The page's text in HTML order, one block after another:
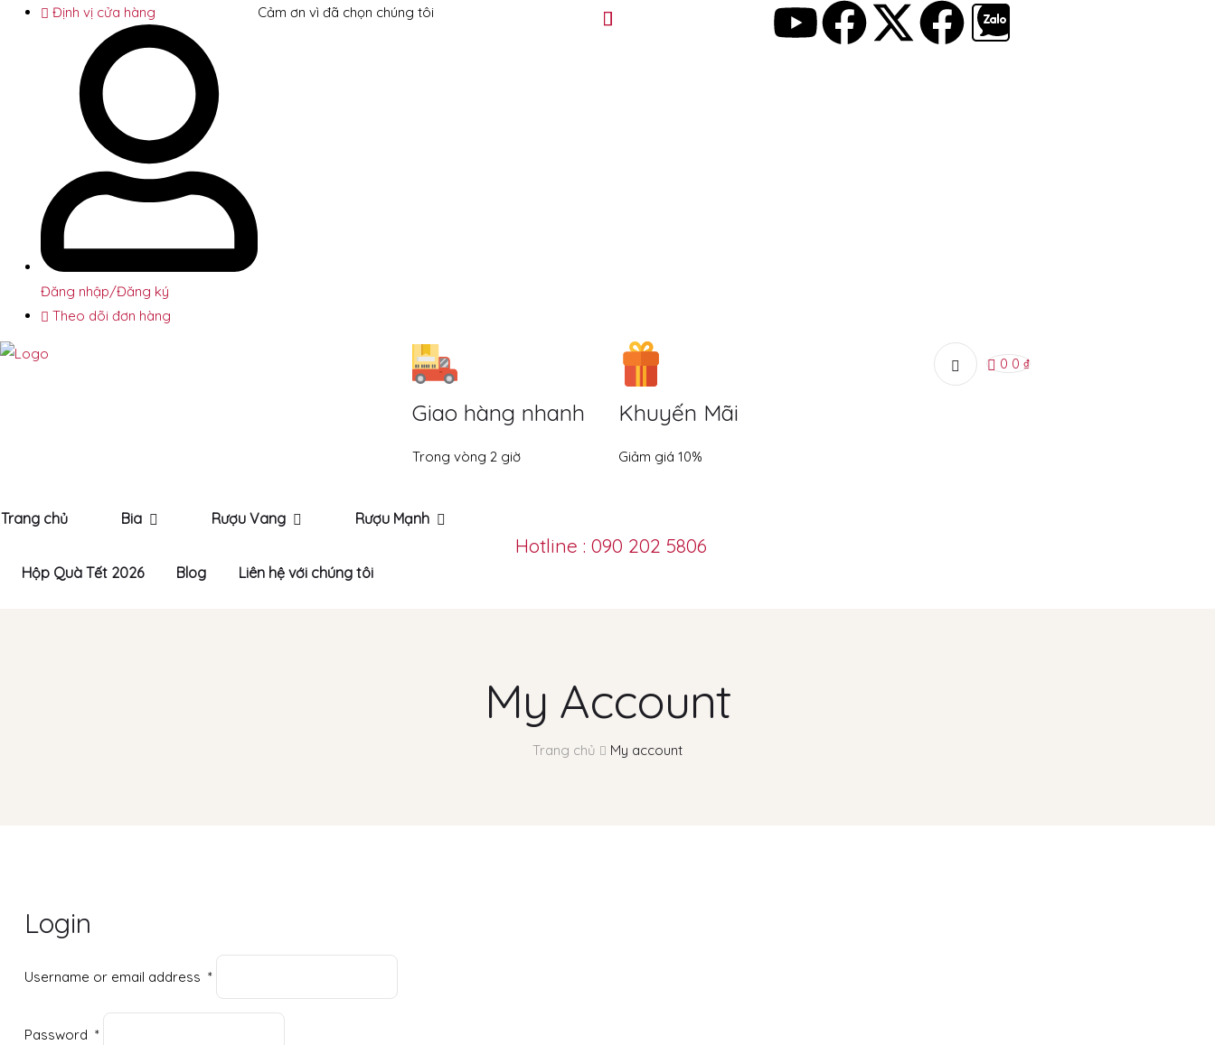
Định vị cửa hàng
Đăng nhập/Đăng ký
Theo dõi đơn hàng
Cảm ơn vì đã chọn chúng tôi
Giao hàng nhanh
Trong vòng 2 giờ
Khuyến Mãi
Giảm giá 10%
0 0 ₫
Trang chủ Bia Rượu Vang Rượu Mạnh
Hộp Quà Tết 2026 Blog Liên hệ với chúng tôi
Hotline : 090 202 5806
My Account
Trang chủ My account
Login
Username or email address *
Password *